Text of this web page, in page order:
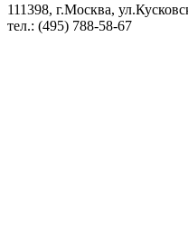
111398, г.Москва,
тел.: (495) 788-58-67